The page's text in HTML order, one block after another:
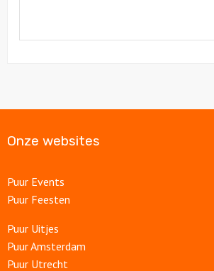
Onze websites
Puur Events
Puur Feesten
Puur Uitjes
Puur Amsterdam
Puur Utrecht